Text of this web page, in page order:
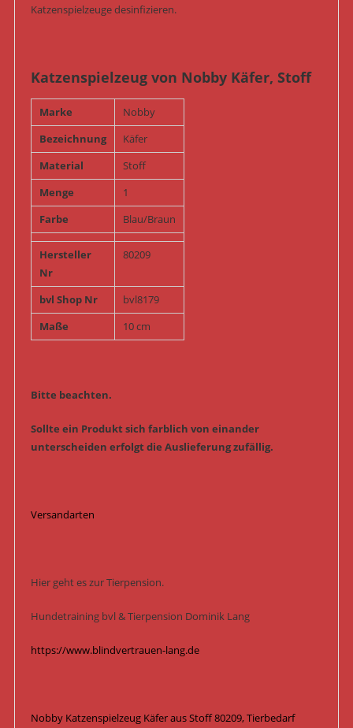
Katzenspielzeuge desinfizieren.
Katzenspielzeug von Nobby Käfer, Stoff
Marke
Nobby
Bezeichnung
Käfer
Material
Stoff
Menge
1
Farbe
Blau/Braun
Hersteller
Nr
80209
bvl Shop Nr
bvl8179
Maße
10 cm
Bitte beachten.
Sollte ein Produkt sich farblich von einander
unterscheiden erfolgt die Auslieferung zufällig.
Versandarten
Hier geht es zur Tierpension.
Hundetraining bvl & Tierpension Dominik Lang
https://www.blindvertrauen-lang.de
Nobby Katzenspielzeug Käfer aus Stoff 80209, Tierbedarf